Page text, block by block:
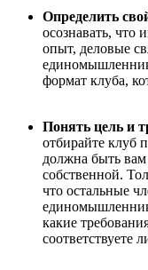
Определить
осознавать, что
опыт, деловые
формат клуба,
Понять цель и
отбирайте клуб
должна быть вам
собственной.
что остальные
какие
соответствуете